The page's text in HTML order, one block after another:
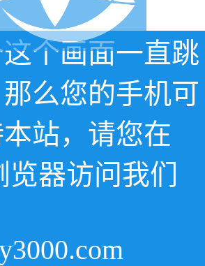
个画面一直跳
么您的手机可
站，请您在
览器访问我们